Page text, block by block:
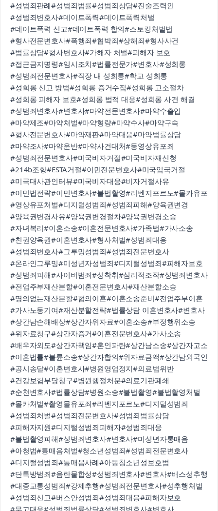
#성범죄판례#성범죄법률#성범죄상담#진술조력인
#성범죄변호사#데이트폭력#데이트폭력처벌
#데이트폭력 신고#데이트폭력 합의#스토킹처벌법
#형사전문변호사#폭행죄#협박죄#상해죄#형사사건
#법률상담#형사변호사#가해자 처벌#피해자 보호
#접근금지명령#임시조치#법률전문가#변호사#성희롱
#성범죄전문변호사#직장 내 성희롱#학교 성희롱
#성희롱 신고 방법#성희롱 증거수집#성희롱 고소절차
#성희롱 피해자 보호#성희롱 법적 대응#성희롱 사건 해결
#성범죄변호사#변호사#마약전문변호사#마약수출입
#마약제조#마약처벌#마약형량#마약수사#마약구속
#형사전문변호사#마약재판#마약대응#마약법률상담
#마약조사#마약운반#마약사건대처#동영상유포죄
#성범죄전문변호사#미국비자거절#미국비자재신청
#214b조항#ESTA거절#이민전문변호사#미국입국거절
#미국대사관인터뷰#미국비자대응#비자거절사유
#이민법전략#이민변호사#불법촬영#리벤지포르노#몰카유포
#영상유포처벌#디지털성범죄#성범죄피해#양육권변경
#양육권변경사유#양육권변경절차#양육권변경소송
#자녀복리#이혼소송#이혼전문변호사#가족법#가사소송
#친권양육권#이혼변호사#형사처벌#성범죄대응
#성범죄변호사#그루밍성범죄#성범죄전문변호사
#온라인그루밍#미성년자성범죄#디지털성범죄#피해자보호
#성범죄피해#사이버범죄#성착취#심리적조작#성범죄변호사
#전업주부재산분할#이혼전문변호사#재산분할소송
#명의없는재산분할#협의이혼#이혼소송준비#전업주부이혼
#가사노동기여#재산분할전략#법률상담 이혼변호사#변호사
#상간남손해배상#상간자위자료#이혼소송#부정행위소송
#위자료청구#상간자증거#이혼전문변호사#가사소송
#배우자외도#상간자책임#혼인파탄#상간남소송#상간자고소
#이혼법률#불륜소송#상간자합의#위자료금액#상간남외국인
#공시송달#이혼변호사#병원영업정지#의료법위반
#건강보험부당청구#병원행정처분#의료기관폐쇄
#순천변호사#법률상담#병원소송#불법촬영#불법촬영처벌
#몰카처벌#촬영물유포죄#리벤지포르노#디지털성범죄
#성범죄처벌#성범죄전문변호사#성범죄법률상담
#피해자지원#디지털성범죄피해자#성범죄대응
#불법촬영피해#성범죄변호사#변호사#미성년자통매음
#아청법#통매음처벌#청소년성범죄#성범죄전문변호사
#디지털성범죄#통매음사례#아동청소년성보호법
#단톡방범죄#음란물합성#성범죄변호사#변호사#버스성추행
#대중교통성범죄#강제추행#성범죄전문변호사#성추행처벌
#성범죄신고#버스안성범죄#성범죄대응#피해자보호
#무고대응#성범죄법률상담#성범죄변호사#변호사